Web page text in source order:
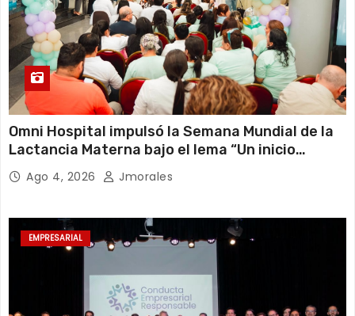
Omni Hospital impulsó la Semana Mundial de la
Lactancia Materna bajo el lema “Un inicio
sostenible en cualquier circunstancia”
Ago 4, 2026 Jmorales
EMPRESARIAL